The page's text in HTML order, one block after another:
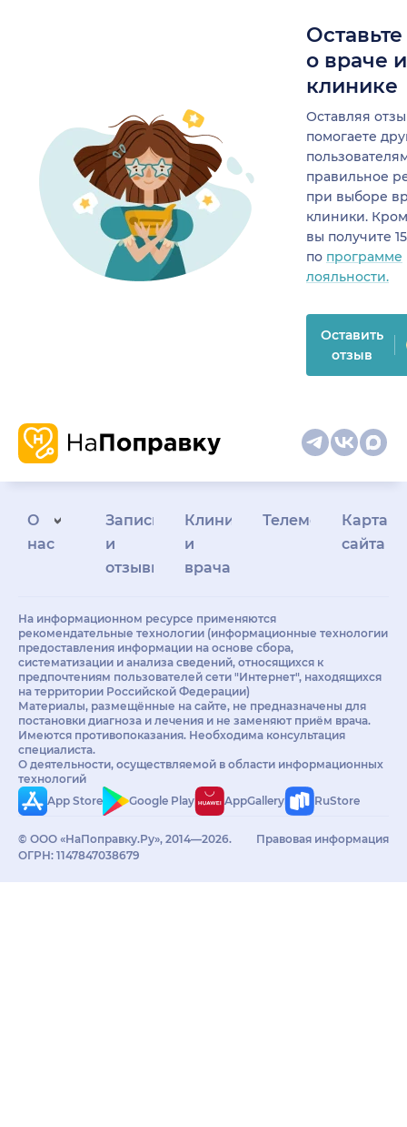
о враче
клинике
Оставляя
помогаете
правильное
при выборе
клиники.
вы получите
по программе
лояльности.
Оставить
отзыв
О
нас
Запись
и
отзывы
Клиникам
и
врачам
Телемедицина
Карта
сайта
На информационном ресурсе применяются
рекомендательные технологии (информационные технологии
предоставления информации на основе сбора,
систематизации и анализа сведений, относящихся к
предпочтениям пользователей сети "Интернет", находящихся
на территории Российской Федерации)
Материалы, размещённые на сайте, не предназначены для
постановки диагноза и лечения и не заменяют приём врача.
Имеются противопоказания. Необходима консультация
специалиста.
О деятельности, осуществляемой в области информационных
технологий
App Store
Google Play AppGallery RuStore
© ООО «НаПоправку.Ру», 2014—2026.
ОГРН: 1147847038679
Правовая информация